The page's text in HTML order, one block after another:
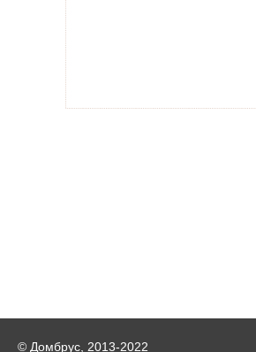
© Домбрус, 2013-2022